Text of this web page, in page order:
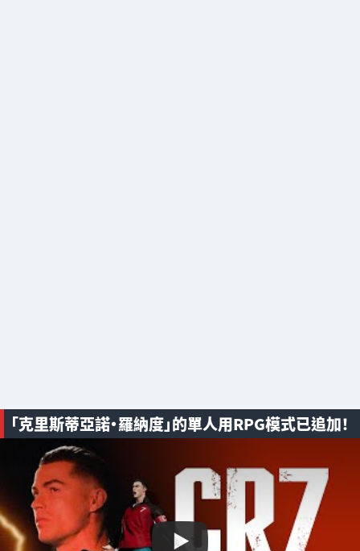
「克里斯蒂亞諾·羅納度」的單人用RPG模式已追加！